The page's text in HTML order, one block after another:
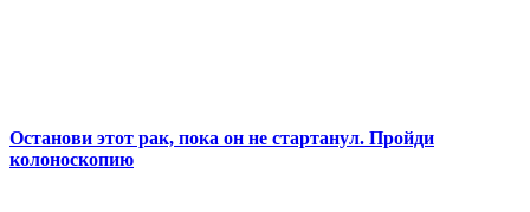
Останови этот рак, пока он не стартанул. Пройди
колоноскопию